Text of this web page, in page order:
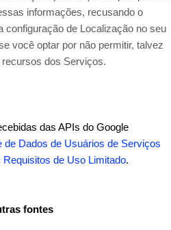
informações, recusando o
configuração de Localização no seu
você optar por não permitir, talvez
dos Serviços.
das APIs do Google
de Dados de Usuários de Serviços
Requisitos de Uso Limitado.
fontes